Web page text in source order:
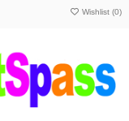
Wishlist (0)